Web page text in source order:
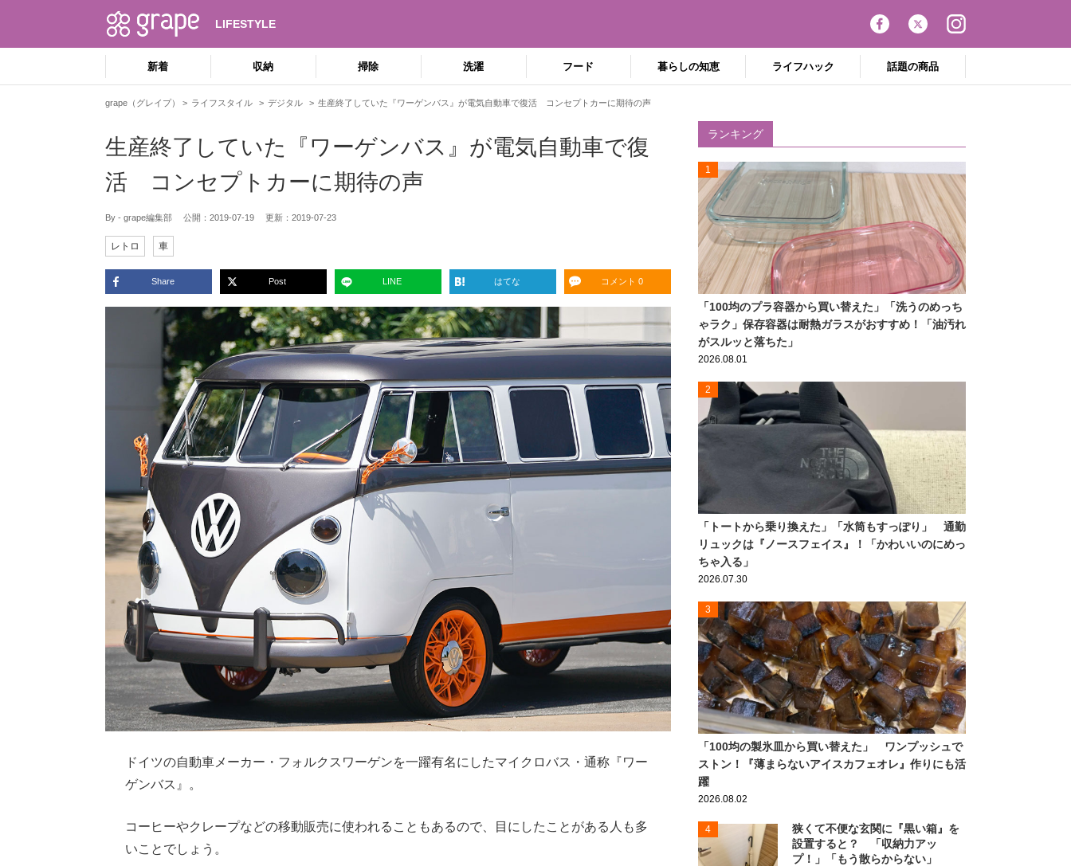
LIFESTYLE
新着 収納 掃除 洗濯 フード 暮らしの知恵 ライフハック 話題の商品
grape（グレイプ） ライフスタイル デジタル 生産終了していた『ワーゲンバス』が電気自動車で復活 コンセプトカーに期待の声
生産終了していた『ワーゲンバス』が電気自動車で復
活 コンセプトカーに期待の声
By - grape編集部 公開： 2019-07-19 更新： 2019-07-23
レトロ 車
Share Post LINE はてな コメント 0
ドイツの自動車メーカー・フォルクスワーゲンを一躍有名にしたマイクロバス・通称『ワー
ゲンバス』。
コーヒーやクレープなどの移動販売に使われることもあるので、目にしたことがある人も多
いことでしょう。
ランキング
1
「100均のプラ容器から買い替えた」「洗うのめっち
ゃラク」保存容器は耐熱ガラスがおすすめ！「油汚れ
がスルッと落ちた」
2026.08.01
2
「トートから乗り換えた」「水筒もすっぽり」 通勤
リュックは『ノースフェイス』！「かわいいのにめっ
ちゃ入る」
2026.07.30
3
「100均の製氷皿から買い替えた」 ワンプッシュで
ストン！『薄まらないアイスカフェオレ』作りにも活
躍
2026.08.02
4
狭くて不便な玄関に『黒い箱』を
設置すると？ 「収納力アッ
プ！」「もう散らからない」